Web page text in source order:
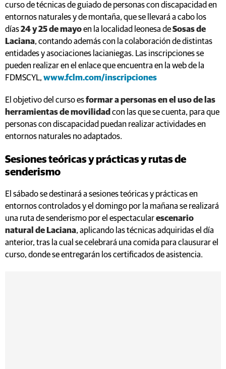
curso de técnicas de guiado de personas con discapacidad en
entornos naturales y de montaña, que se llevará a cabo los
días24 y 25 de mayoen la localidad leonesa deSosas de
Laciana, contando además con la colaboración de distintas
entidades y asociaciones lacianiegas. Las inscripciones se
pueden realizar en el enlace que encuentra en la web de la
FDMSCYL, www.fclm.com/inscripciones
El objetivo del curso esformar a personas en el uso de las
herramientas de movilidad con las que se cuenta, para que
personas con discapacidad puedan realizar actividades en
entornos naturales no adaptados.
Sesiones teóricas y prácticas y rutas de
senderismo
El sábado se destinará a sesiones teóricas y prácticas en
entornos controlados y el domingo por la mañana se realizará
una ruta de senderismo por el espectacularescenario
natural de Laciana, aplicando las técnicas adquiridas el día
anterior, tras la cual se celebrará una comida para clausurar el
curso, donde se entregarán los certificados de asistencia.